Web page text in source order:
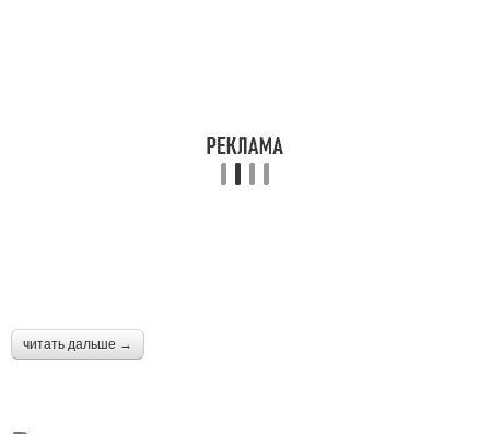
читать дальше →